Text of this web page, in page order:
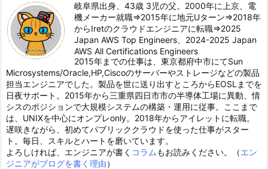
岐阜県出身、43歳 3児の父。2000年に上京、電
機メーカー就職⇒2015年に地元Uターン⇒2018年
からIretのクラウドエンジニアに転職⇒2025
Japan AWS Top Engineers、2024-2025 Japan
AWS All Certifications Engineers
2015年までの仕事は、東京都府中市にてSun
Microsystems/Oracle,HP,Ciscoのサーバーやストレージなどの製品
担当エンジニアでした。製品を世に送り出すところからEOSLまでを
日夜サポート。2015年から三重県四日市市の半導体工場に異動、情
シスのポジションで大規模システムの構築・運用に従事。ここまで
は、UNIXを中心にオンプレonly。2018年からアイレットに転職。
遅咲きながら、初めてパブリッククラウドを使った仕事がスター
ト。毎日、スキルとハートを磨いています。
よろしければ、エンジニアが書く コラム もお読みください。（エン
ジニアがブログを書く理由）